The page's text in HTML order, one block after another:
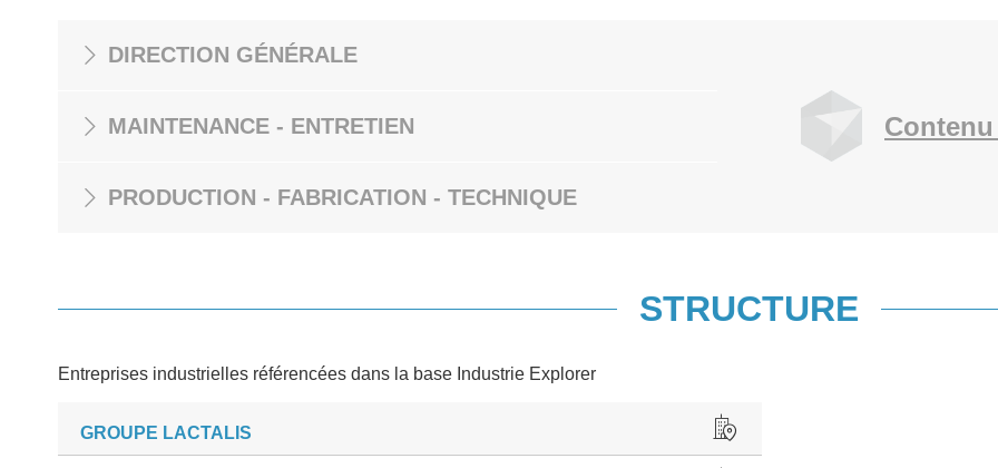
DIRECTION GÉNÉRALE
MAINTENANCE - ENTRETIEN
PRODUCTION - FABRICATION - TECHNIQUE
STRUCTURE
Entreprises industrielles référencées dans la base Industrie Explorer
GROUPE LACTALIS